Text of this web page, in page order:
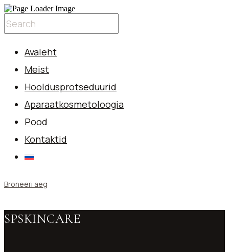
Avaleht
Meist
Hooldusprotseduurid
Aparaatkosmetoloogia
Pood
Kontaktid
Broneeri aeg
SPSKINCARE